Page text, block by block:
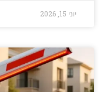
יוני 15, 2026